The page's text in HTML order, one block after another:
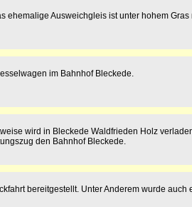
ehemalige Ausweichgleis ist unter hohem Gras
im Bahnhof Bleckede.
wird in Bleckede Waldfrieden Holz
den Bahnhof Bleckede.
bereitgestellt. Unter Anderem wurde auch